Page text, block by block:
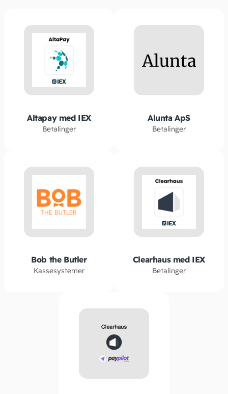
Altapay med IEX
Betalinger
Alunta ApS
Betalinger
Bob the Butler
Kassesystemer
Clearhaus med IEX
Betalinger